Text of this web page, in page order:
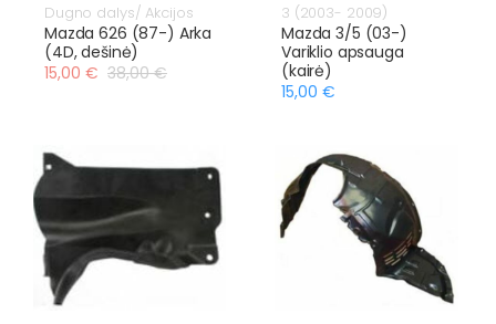
Dugno dalys/ Akcijos
Mazda 626 (87-) Arka
(4D, dešinė)
15,00 € 38,00 €
3 (2003- 2009)
Mazda 3/5 (03-)
Variklio apsauga
(kairė)
15,00 €